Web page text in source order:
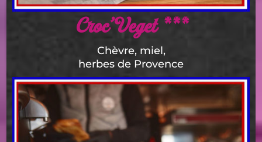
Croc’Veget ***
Chèvre, miel,
herbes de Provence